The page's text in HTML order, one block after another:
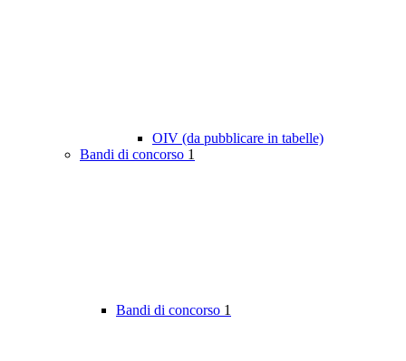
OIV (da pubblicare in tabelle)
Bandi di concorso 1
Bandi di concorso 1